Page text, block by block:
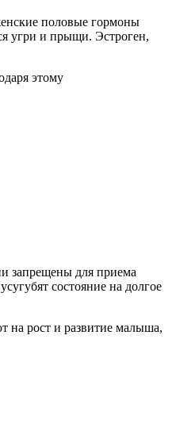
половые гормоны
угри и прыщи. Эстроген,
этому
запрещены для приема
состояние на долгое
на рост и развитие малыша,